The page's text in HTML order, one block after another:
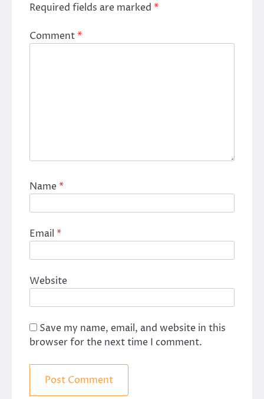
Required fields are marked *
Comment*
Name*
Email *
Website
Save my name, email, and website in this
browser for the next time I comment.